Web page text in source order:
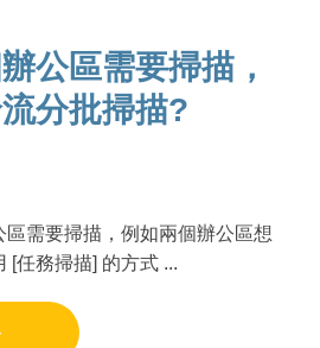
公區需要掃描，
分批掃描?
需要掃描，例如兩個辦公區想
[任務掃描] 的方式 ...